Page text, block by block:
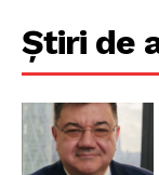
Știri de